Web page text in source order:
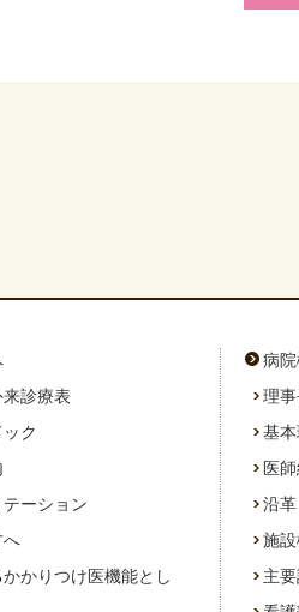
診療表
ク
ーション
へ
かりつけ医機能とし
病
理
基
医
沿革
施
主